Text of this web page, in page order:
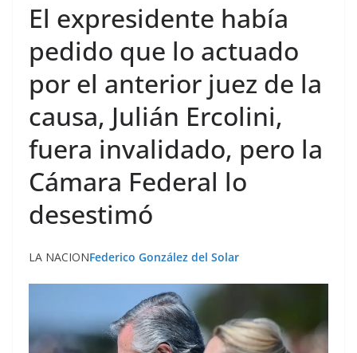
El expresidente había
pedido que lo actuado
por el anterior juez de la
causa, Julián Ercolini,
fuera invalidado, pero la
Cámara Federal lo
desestimó
LA NACIONFederico González del Solar